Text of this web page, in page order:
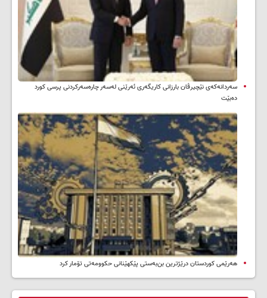
سه‌ردانه‌کەی نێچیرڤان بارزانی كاریگه‌ری ئه‌رێنی له‌سه‌ر چاره‌سه‌ركردنی پرسی كورد
ده‌بێت
هەرێمی کوردستان درێژترین بن‌بەستی پێکهێنانی حکوومەتی تۆمار کرد